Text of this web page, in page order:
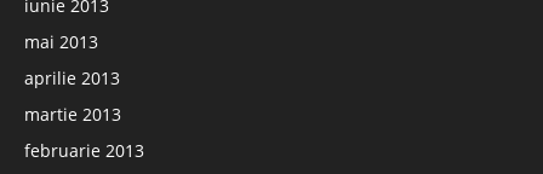
iunie 2013
mai 2013
aprilie 2013
martie 2013
februarie 2013